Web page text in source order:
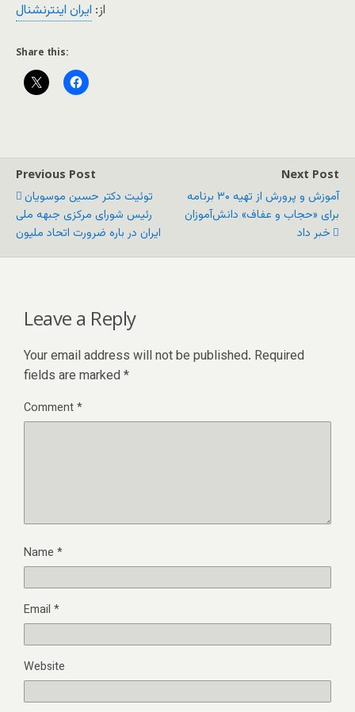
از: ایران اینترنشنال
Share this:
Previous Post
توئیت دکتر حسین موسویان
رئیس شورای مرکزی جبهه ملی
ایران در باره ضرورت اتحاد ملیون
Next Post
آموزش و پرورش از تهیه ۳۰ برنامه
برای «حجاب و عفاف» دانش‌آموزان
خبر داد
Leave a Reply
Your email address will not be published. Required
fields are marked *
Comment*
Name *
Email *
Website